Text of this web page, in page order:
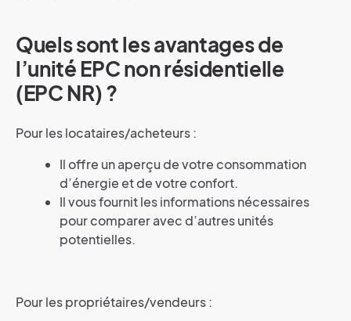
Quels sont les avantages de
l’unité EPC non résidentielle
(EPC NR) ?
Pour les locataires/acheteurs :
Il offre un aperçu de votre consommation
d’énergie et de votre confort.
Il vous fournit les informations nécessaires
pour comparer avec d’autres unités
potentielles.
Pour les propriétaires/vendeurs :